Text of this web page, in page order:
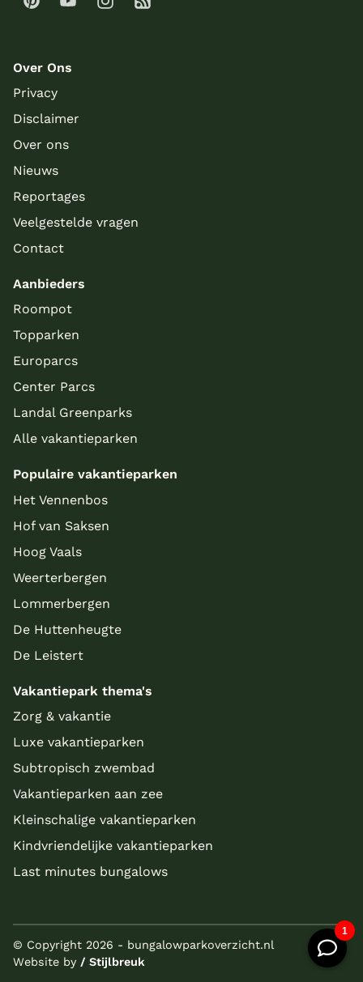
Over Ons
Privacy
Disclaimer
Over ons
Nieuws
Reportages
Veelgestelde vragen
Contact
Aanbieders
Roompot
Topparken
Europarcs
Center Parcs
Landal Greenparks
Alle vakantieparken
Populaire vakantieparken
Het Vennenbos
Hof van Saksen
Hoog Vaals
Weerterbergen
Lommerbergen
De Huttenheugte
De Leistert
Vakantiepark thema's
Zorg & vakantie
Luxe vakantieparken
Subtropisch zwembad
Vakantieparken aan zee
Kleinschalige vakantieparken
Kindvriendelijke vakantieparken
Last minutes bungalows
© Copyright 2026 - bungalowparkoverzicht.nl
Website by / Stijlbreuk